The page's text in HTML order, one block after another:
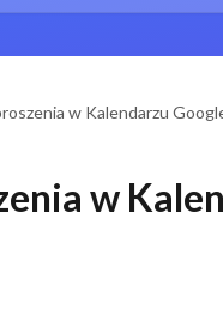
w Kalendarzu
w